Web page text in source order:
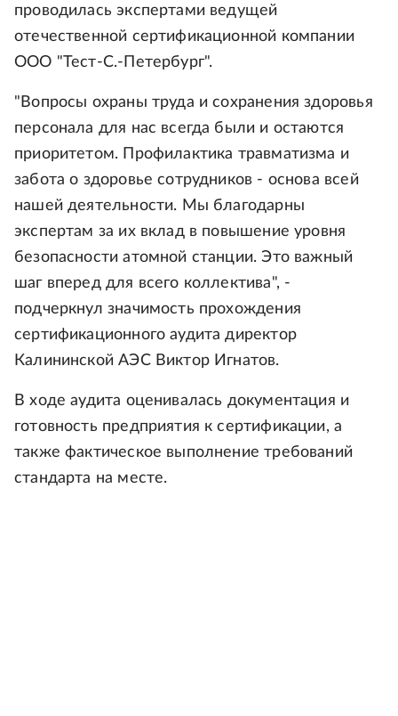
проводилась экспертами ведущей
отечественной сертификационной компании
ООО "Тест-С.-Петербург".
"Вопросы охраны труда и сохранения здоровья
персонала для нас всегда были и остаются
приоритетом. Профилактика травматизма и
забота о здоровье сотрудников - основа всей
нашей деятельности. Мы благодарны
экспертам за их вклад в повышение уровня
безопасности атомной станции. Это важный
шаг вперед для всего коллектива", -
подчеркнул значимость прохождения
сертификационного аудита директор
Калининской АЭС Виктор Игнатов.
В ходе аудита оценивалась документация и
готовность предприятия к сертификации, а
также фактическое выполнение требований
стандарта на месте.